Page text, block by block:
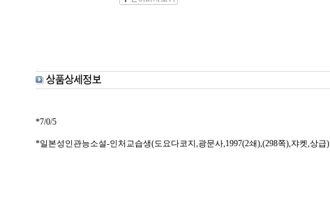
*7/0/5
*일본성인관능소설-인처교습생(도요다코지,광문사,1997(2쇄),(298쪽),쟈켓,상급)